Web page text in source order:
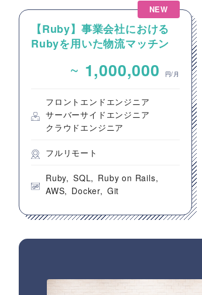
NEW
【Ruby】事業会社における
Rubyを用いた物流マッチン
エンドエンジニア募集
~ 1,000,000 円/月
フロントエンドエンジニア
サーバーサイドエンジニア
クラウドエンジニア
フルリモート
Ruby SQL
Ruby on Rails
AWS
Docker Git